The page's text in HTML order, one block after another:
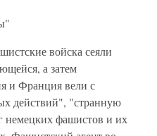
войска сеяли
а затем
и Франция вели с
действий", "странную
фашистов и их